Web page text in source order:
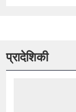
प्रादेशिकी